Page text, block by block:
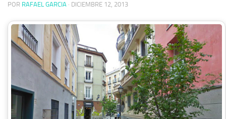
POR RAFAEL GARCIA · DICIEMBRE 12, 2013